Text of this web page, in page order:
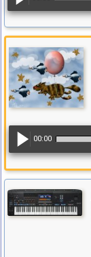
00:00